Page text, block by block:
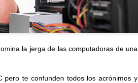
la jerga de las computadoras de una
pero te confunden todos los acrónimos y